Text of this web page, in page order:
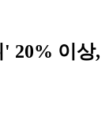
20% 이상,